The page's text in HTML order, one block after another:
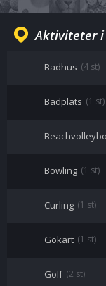
Aktiviteter i
Badhus (4 st)
Badplats (1 st)
Bowling (1 st)
Curling (1 st)
Gokart (1 st)
Golf (2 st)